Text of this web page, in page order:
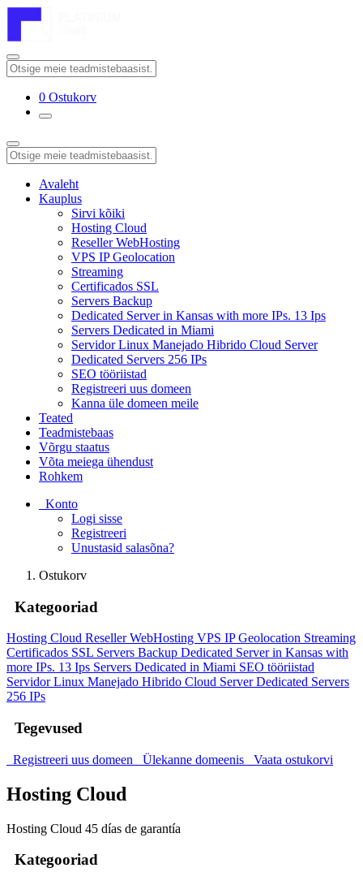
0 Ostukorv
Avaleht
Kauplus
Sirvi kõiki
Hosting Cloud
Reseller WebHosting
VPS IP Geolocation
Streaming
Certificados SSL
Servers Backup
Dedicated Server in Kansas with more IPs. 13 Ips
Servers Dedicated in Miami
Servidor Linux Manejado Hibrido Cloud Server
Dedicated Servers 256 IPs
SEO tööriistad
Registreeri uus domeen
Kanna üle domeen meile
Teated
Teadmistebaas
Võrgu staatus
Võta meiega ühendust
Rohkem
Konto
Logi sisse
Registreeri
Unustasid salasõna?
Ostukorv
Kategooriad
Hosting Cloud Reseller WebHosting VPS IP Geolocation Streaming
Certificados SSL Servers Backup Dedicated Server in Kansas with
more IPs. 13 Ips Servers Dedicated in Miami SEO tööriistad
Servidor Linux Manejado Hibrido Cloud ServerDedicated Servers
256 IPs
Tegevused
Registreeri uus domeen Ülekanne domeenis Vaata ostukorvi
Hosting Cloud
Hosting Cloud 45 días de garantía
Kategooriad